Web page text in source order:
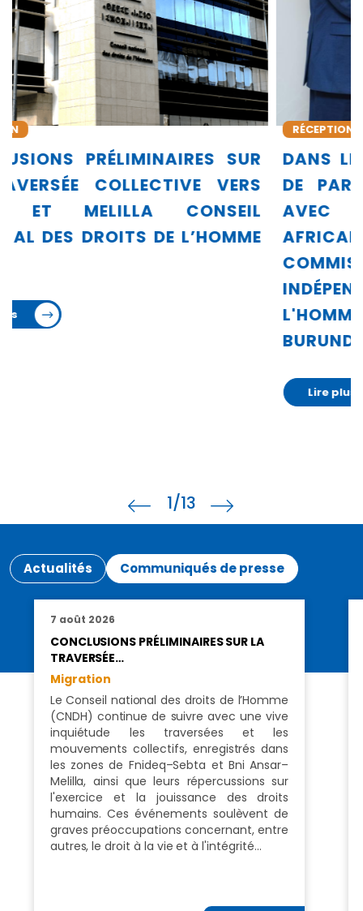
DANS LE CADRE DE SA DYNAMIQUE
DE PARTAGE DE SON EXPÉRIENCE
AVEC SON ENVIRONNEMENT
AFRICAIN, LE CNDH REÇOIT LA
COMMISSION NATIONALE
INDÉPENDANTE DES DROITS DE
L'HOMME DE LA RÉPUBLIQUE DU
RÉCEPTION DES DÉLÉGATIONS
1/13
Actualités Communiqués de presse
7 août 2026
CONCLUSIONS PRÉLIMINAIRES SUR LA
TRAVERSÉE…
Migration
Le Conseil national des droits de l’Homme
(CNDH) continue de suivre avec une vive
inquiétude les traversées et les
mouvements collectifs, enregistrés dans
les zones de Fnideq–Sebta et Bni Ansar–
Melilla, ainsi que leurs répercussions sur
l'exercice et la jouissance des droits
humains. Ces événements soulèvent de
graves préoccupations concernant, entre
autres, le droit à la vie et à l'intégrité…